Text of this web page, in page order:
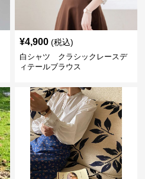
¥4,900 (税込)
白シャツ クラシックレースデ
ィテールブラウス